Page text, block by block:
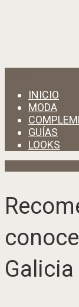
INICIO
MODA
GUÍAS
LOOKS
Galicia